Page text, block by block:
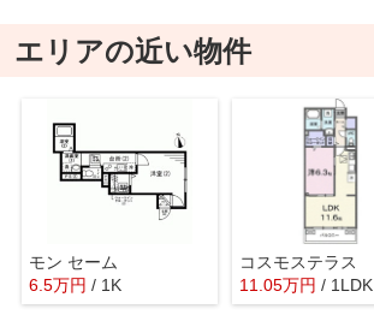
エリアの近い物件
モン セーム
6.5万円 / 1K
11.05万円 / 1LDK